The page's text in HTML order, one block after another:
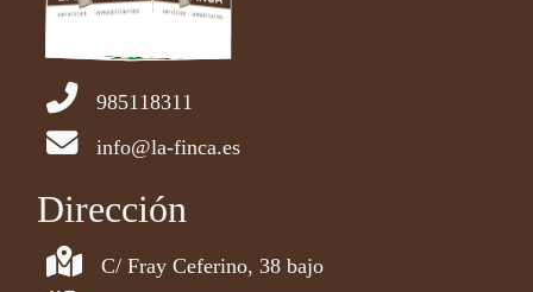
985118311
info@la-finca.es
Dirección
C/ Fray Ceferino, 38 bajo